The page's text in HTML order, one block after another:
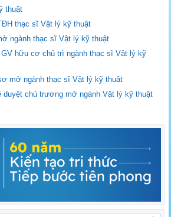
thuật
thạc sĩ Vật lý kỹ thuật
ngành thạc sĩ Vật lý kỹ thuật
hữu cơ chủ trì ngành thạc sĩ Vật lý kỹ
mở ngành thạc sĩ Vật lý kỹ thuật
duyệt chủ trương mở ngành Vật lý kỹ thuật